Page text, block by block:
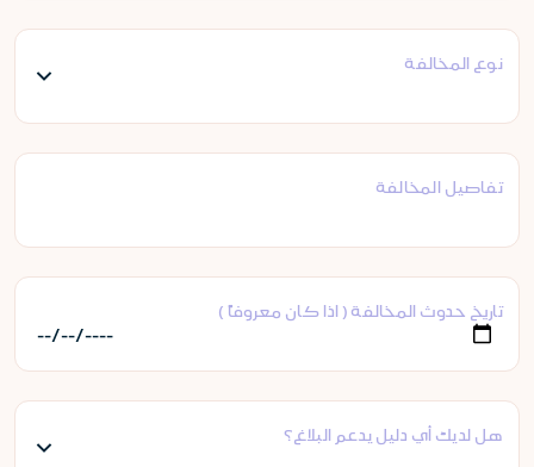
نوع المخالفة
تفاصيل المخالفة
تاريخ حدوث المخالفة ( اذا كان معروفاً )
هل لديك أي دليل يدعم البلاغ؟